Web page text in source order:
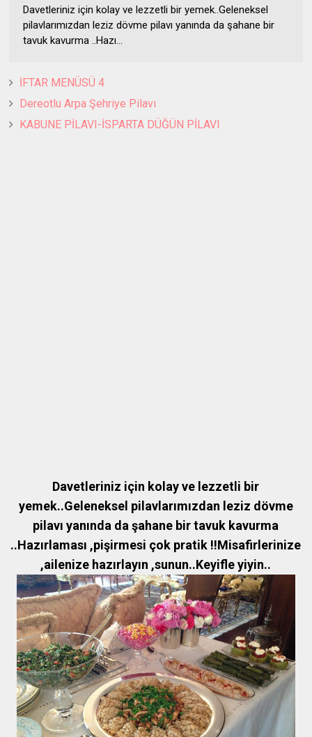
Davetleriniz için kolay ve lezzetli bir yemek..Geleneksel
pilavlarımızdan leziz dövme pilavı yanında da şahane bir
tavuk kavurma ..Hazı...
İFTAR MENÜSÜ 4
Dereotlu Arpa Şehriye Pilavı
KABUNE PİLAVI-İSPARTA DÜĞÜN PİLAVI
Davetleriniz için kolay ve lezzetli bir
yemek..Geleneksel pilavlarımızdan leziz dövme
pilavı yanında da şahane bir tavuk kavurma
..Hazırlaması ,pişirmesi çok pratik !!Misafirlerinize
,ailenize hazırlayın ,sunun..Keyifle yiyin..